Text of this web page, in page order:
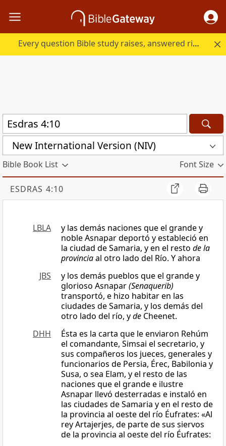
Every question Bible study raises, answered right here.
New International Version (NIV)
Bible Book List Font Size
ESDRAS 4:10
LBLA
y las demás naciones que el grande y
noble Asnapar deportó y estableció en
la ciudad de Samaria, y en el resto de la
provinciaal otro lado del Río. Y ahora
JBS
y los demás pueblos que el grande y
glorioso Asnapar(Senaquerib)
transportó, e hizo habitar en las
ciudades de Samaria, y los demás del
otro lado del río, yde Cheenet.
DHH
Ésta es la carta que le enviaron Rehúm
el comandante, Simsai el secretario, y
sus compañeros los jueces, generales y
funcionarios de Persia, Érec, Babilonia y
Susa, o sea Elam, y el resto de las
naciones que el grande e ilustre
Asnapar llevó desterradas e instaló en
las ciudades de Samaria y en el resto de
la provincia al oeste del río Éufrates: «Al
rey Artajerjes, de parte de sus siervos
de la provincia al oeste del río Éufrates: